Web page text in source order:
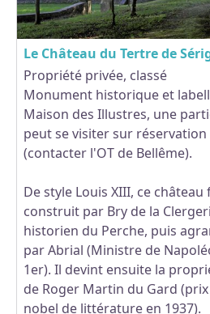
Voir l'image
Le Château du Tertre de
Propriété privée, classé
Monument historique et
Maison des Illustres, une
peut se visiter sur réservation
(contacter l'OT de Bellême).
De style Louis XIII, ce château
construit par Bry de la
historien du Perche, puis
par Abrial (Ministre de
1er). Il devint ensuite la
de Roger Martin du Gard (prix
nobel de littérature en 1937).